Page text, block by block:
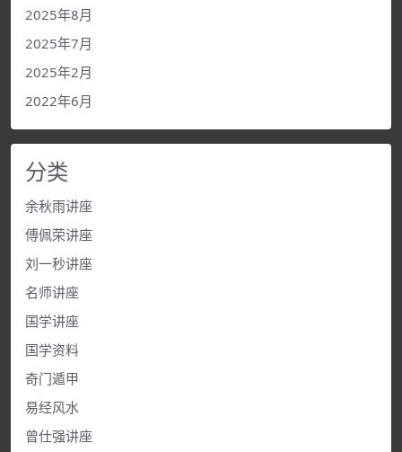
2025年8月
2025年7月
2025年2月
2022年6月
分类
余秋雨讲座
傅佩荣讲座
刘一秒讲座
名师讲座
国学讲座
国学资料
奇门遁甲
易经风水
曾仕强讲座